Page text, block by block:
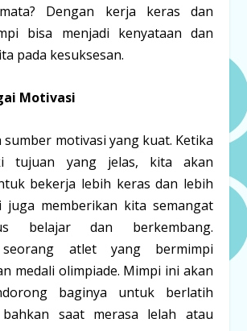
Dengan kerja keras dan
bisa menjadi kenyataan dan
pada kesuksesan.
Motivasi
sumber motivasi yang kuat. Ketika
tujuan yang jelas, kita akan
bekerja lebih keras dan lebih
juga memberikan kita semangat
belajar dan berkembang.
seorang atlet yang bermimpi
medali olimpiade. Mimpi ini akan
baginya untuk berlatih
saat merasa lelah atau